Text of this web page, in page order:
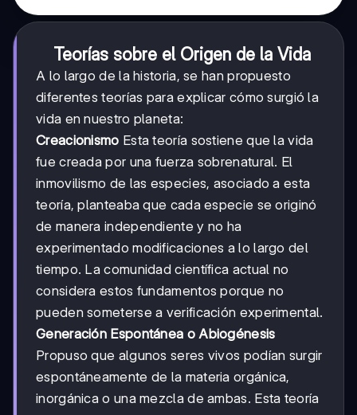
Teorías sobre el Origen de la Vida
A lo largo de la historia, se han propuesto
diferentes teorías para explicar cómo surgió la
vida en nuestro planeta:
Creacionismo Esta teoría sostiene que la vida
fue creada por una fuerza sobrenatural. El
inmovilismo de las especies, asociado a esta
teoría, planteaba que cada especie se originó
de manera independiente y no ha
experimentado modificaciones a lo largo del
tiempo. La comunidad científica actual no
considera estos fundamentos porque no
pueden someterse a verificación experimental.
Generación Espontánea o Abiogénesis
Propuso que algunos seres vivos podían surgir
espontáneamente de la materia orgánica,
inorgánica o una mezcla de ambas. Esta teoría